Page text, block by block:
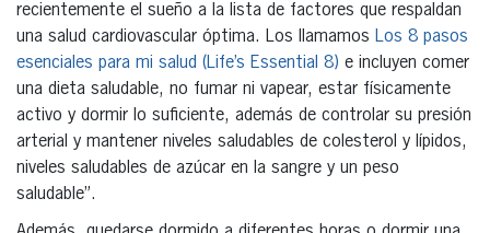
recientemente el sueño a la lista de factores que respaldan
una salud cardiovascular óptima. Los llamamos Los 8 pasos
esenciales para mi salud (Life’s Essential 8) e incluyen comer
una dieta saludable, no fumar ni vapear, estar físicamente
activo y dormir lo suficiente, además de controlar su presión
arterial y mantener niveles saludables de colesterol y lípidos,
niveles saludables de azúcar en la sangre y un peso
saludable”.